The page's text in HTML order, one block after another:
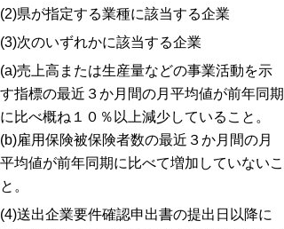
(2)県が指定する業種に該当する企業
(3)次のいずれかに該当する企業
(a)売上高または生産量などの事業活動を示
す指標の最近３か月間の月平均値が前年同期
に比べ概ね１０％以上減少していること。
(b)雇用保険被保険者数の最近３か月間の月
平均値が前年同期に比べて増加していないこ
と。
(4)送出企業要件確認申出書の提出日以降に
４
に
次
の
各
号
に
掲
げ
内）
奨
励
金
の
申
請
を